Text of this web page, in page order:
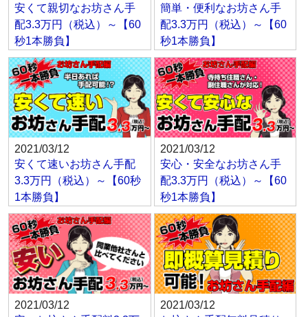
安くて親切なお坊さん手
配3.3万円（税込）～【60
秒1本勝負】
簡単・便利なお坊さん手
配3.3万円（税込）～【60
秒1本勝負】
2021/03/12
安くて速いお坊さん手配
3.3万円（税込）～【60秒
1本勝負】
2021/03/12
安心・安全なお坊さん手
配3.3万円（税込）～【60
秒1本勝負】
2021/03/12
2021/03/12